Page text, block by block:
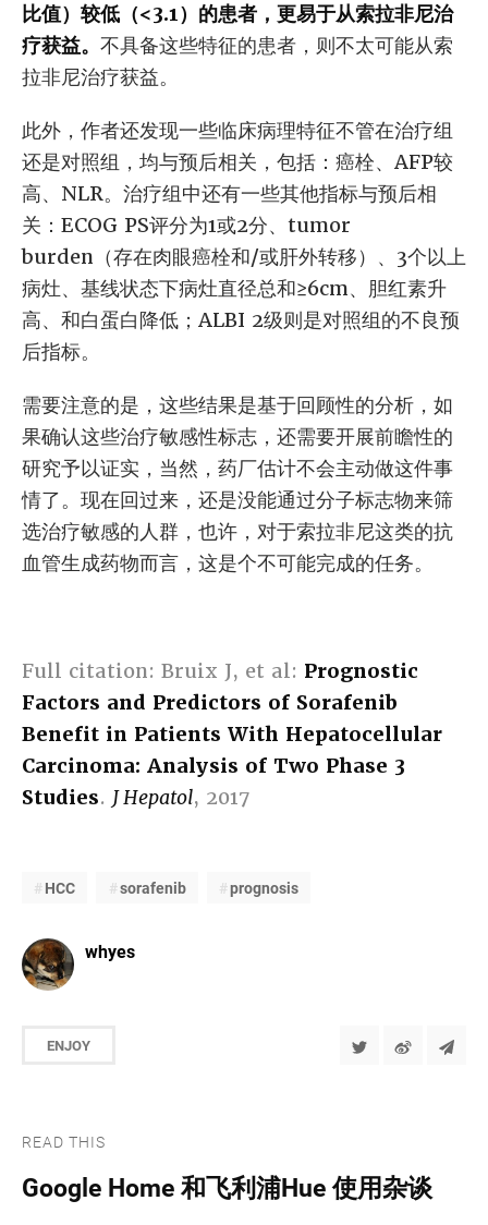
比值）较低（<3.1）的患者，更易于从索拉非尼治
疗获益。 不具备这些特征的患者，则不太可能从索
拉非尼治疗获益。
此外，作者还发现一些临床病理特征不管在治疗组
还是对照组，均与预后相关，包括：癌栓、AFP较
高、NLR。治疗组中还有一些其他指标与预后相
关：ECOG PS评分为1或2分、tumor
burden（存在肉眼癌栓和/或肝外转移）、3个以上
病灶、基线状态下病灶直径总和≥6cm、胆红素升
高、和白蛋白降低；ALBI 2级则是对照组的不良预
后指标。
需要注意的是，这些结果是基于回顾性的分析，如
果确认这些治疗敏感性标志，还需要开展前瞻性的
研究予以证实，当然，药厂估计不会主动做这件事
情了。现在回过来，还是没能通过分子标志物来筛
选治疗敏感的人群，也许，对于索拉非尼这类的抗
血管生成药物而言，这是个不可能完成的任务。
Full citation: Bruix J, et al: Prognostic
Factors and Predictors of Sorafenib
Benefit in Patients With Hepatocellular
Carcinoma: Analysis of Two Phase 3
Studies. J Hepatol, 2017
HCC sorafenib prognosis
whyes
ENJOY
READ THIS
Google Home 和飞利浦Hue 使用杂谈